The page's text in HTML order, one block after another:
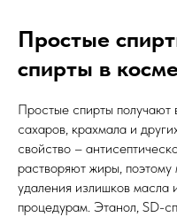
Простые
спирты в
Простые спирты получают
сахаров, крахмала и
свойство –
растворяют жиры, поэтому
удаления излишков масла
процедурам. Этанол, SD-